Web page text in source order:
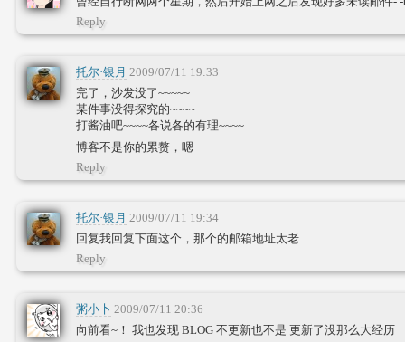
Reply
托尔·银月 2009/07/11 19:33
完了，沙发没了~~~~~
某件事没得探究的~~~~
打酱油吧~~~~各说各的有理~~~~
博客不是你的累赘，嗯
Reply
托尔·银月 2009/07/11 19:34
回复我回复下面这个，那个的邮箱地址太老
Reply
粥小卜 2009/07/11 20:36
向前看~！ 我也发现 BLOG 不更新也不是 更新了没那么大经历